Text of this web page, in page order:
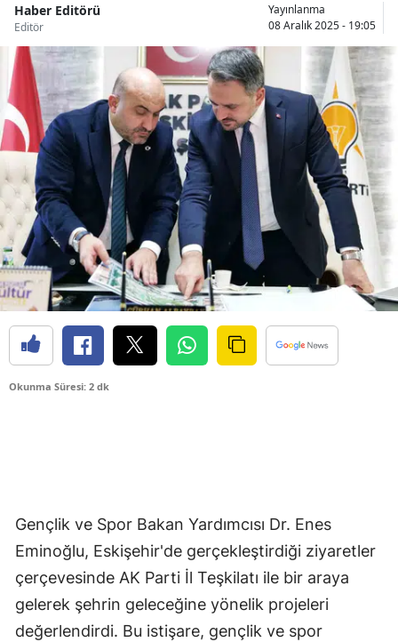
Haber Editörü
Editör
Yayınlanma
08 Aralık 2025 - 19:05
Okunma Süresi: 2 dk
Gençlik ve Spor Bakan Yardımcısı Dr. Enes
Eminoğlu, Eskişehir'de gerçekleştirdiği ziyaretler
çerçevesinde AK Parti İl Teşkilatı ile bir araya
gelerek şehrin geleceğine yönelik projeleri
değerlendirdi. Bu istişare, gençlik ve spor